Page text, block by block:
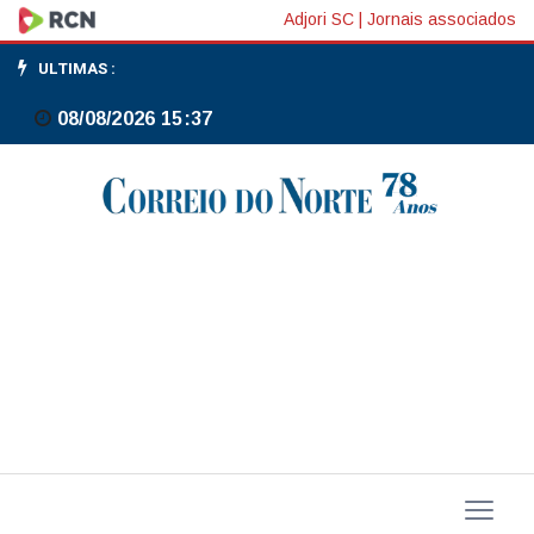
Ibovespa
emenda
3ª
perda,
186
Adjori SC Jornais associados
ULTIMAS :
08/08/2026 15:37